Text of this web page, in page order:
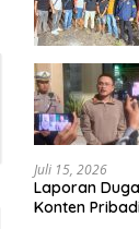
Juli 15, 2026
Laporan
Konten